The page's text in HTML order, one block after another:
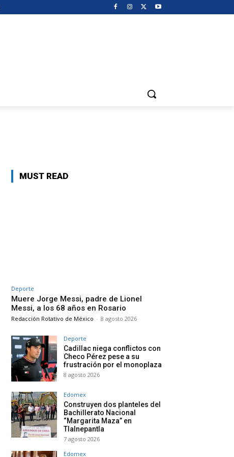
MUST READ
Deporte
Muere Jorge Messi, padre de Lionel
Messi, a los 68 años en Rosario
Redacción Rotativo de México - 8 agosto 2026
Deporte
Cadillac niega conflictos con
Checo Pérez pese a su
frustración por el monoplaza
8 agosto 2026
Edomex
Construyen dos planteles del
Bachillerato Nacional
“Margarita Maza” en
Tlalnepantla
7 agosto 2026
Edomex